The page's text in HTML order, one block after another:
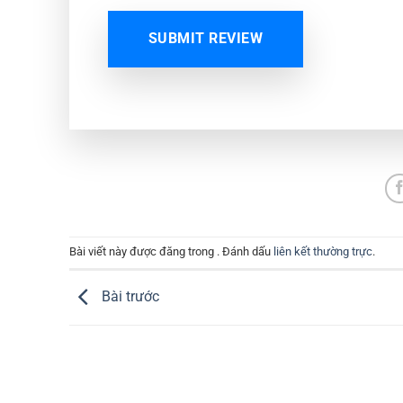
SUBMIT REVIEW
Bài viết này được đăng trong . Đánh dấu liên kết thường trực.
Bài trước